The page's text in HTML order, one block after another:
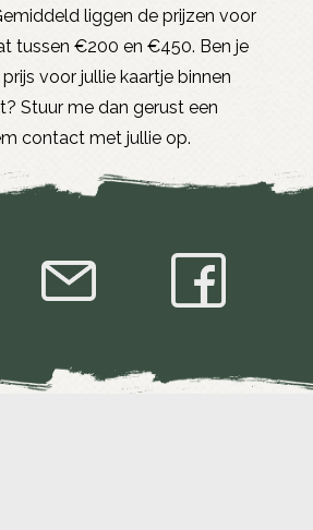
liggen de prijzen voor
tussen €200 en €450. Ben je
voor jullie kaartje binnen
Stuur me dan gerust een
contact met jullie op.